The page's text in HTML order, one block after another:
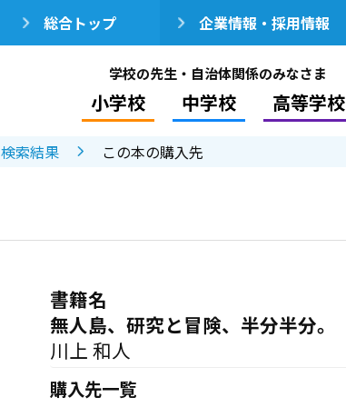
総合トップ 企業情報・採用情報
学校の先生・自治体関係のみなさま
小学校 中学校 高等学校
検索結果 この本の購入先
書籍名
無人島、研究と冒険、半分半分。
川上 和人
購入先一覧